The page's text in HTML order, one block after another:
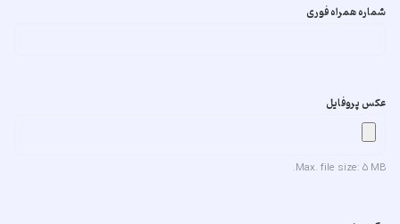
شماره همراه فوری
عکس پروفایل
Max. file size: 5 MB.